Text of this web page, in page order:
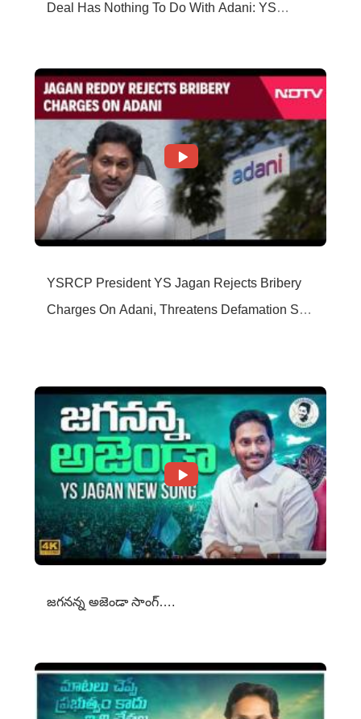
Deal Has Nothing To Do With Adani: YS
YSRCP President YS Jagan Rejects Bribery
Charges On Adani, Threatens Defamation Suit
జగనన్న అజెండా సాంగ్….